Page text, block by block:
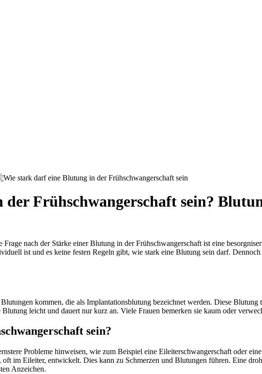
Frühschwangerschaft sein?
nach der Stärke einer Blutung in der Frühschwangerschaft ist eine
ist und es keine festen Regeln gibt, wie stark eine Blutung sein darf.
kommen, die als Implantationsblutung bezeichnet werden. Diese
leicht und dauert nur kurz an. Viele Frauen bemerken sie kaum oder
sein?
Probleme hinweisen, wie zum Beispiel eine Eileiterschwangerschaft oder
im Eileiter, entwickelt. Dies kann zu Schmerzen und Blutungen führen. Eine
Anzeichen.